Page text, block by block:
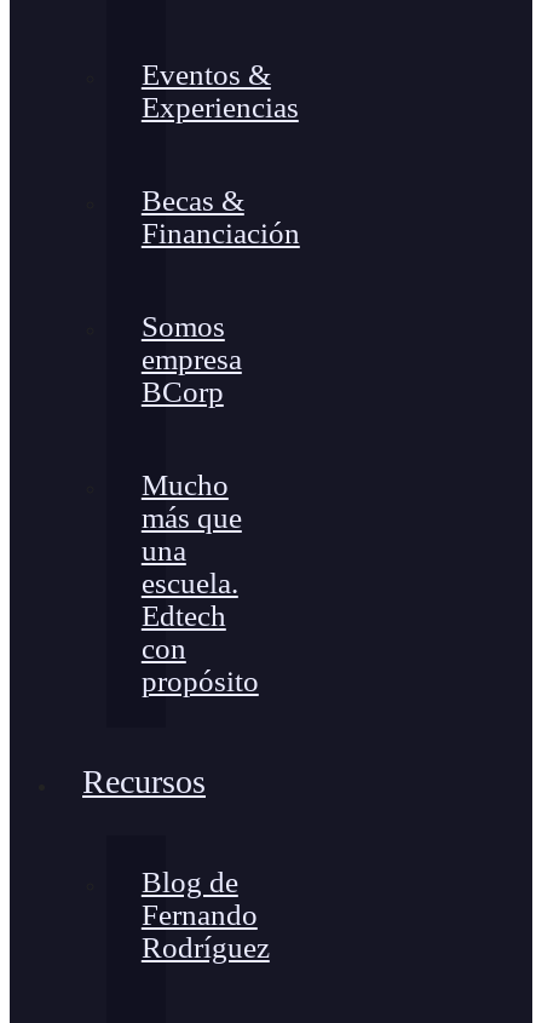
Eventos &
Experiencias
Becas &
Financiación
Somos
empresa
BCorp
Mucho
más que
una
escuela.
Edtech
con
propósito
Recursos
Blog de
Fernando
Rodríguez